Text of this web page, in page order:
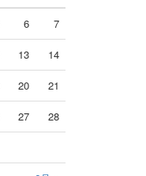
6 7
13 14
20 21
27 28